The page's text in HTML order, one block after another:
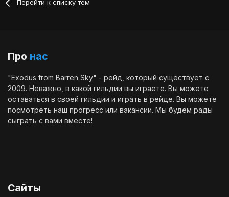
Перейти к списку тем
Про нас
"Exodus from Barren Sky" - рейд, который существует с
2009. Неважно, в какой гильдии вы играете. Вы можете
оставаться в своей гильдии и играть в рейде. Вы можете
посмотреть наш прогресс или вакансии. Мы будем рады
сыграть с вами вместе!
Сайты